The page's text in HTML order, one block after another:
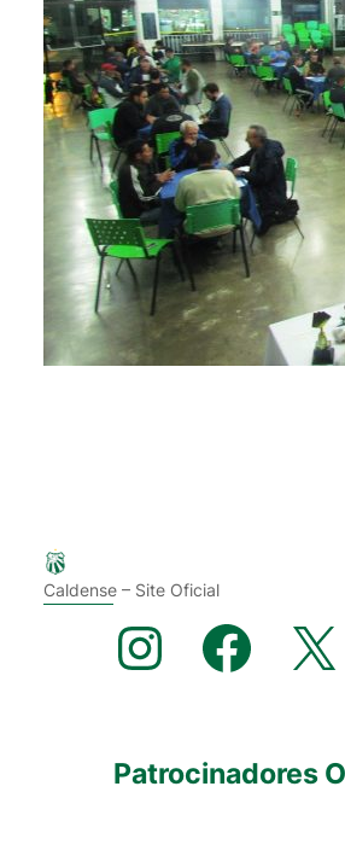
Caldense – Site Oficial
Instagram Facebook X
Patrocinadores